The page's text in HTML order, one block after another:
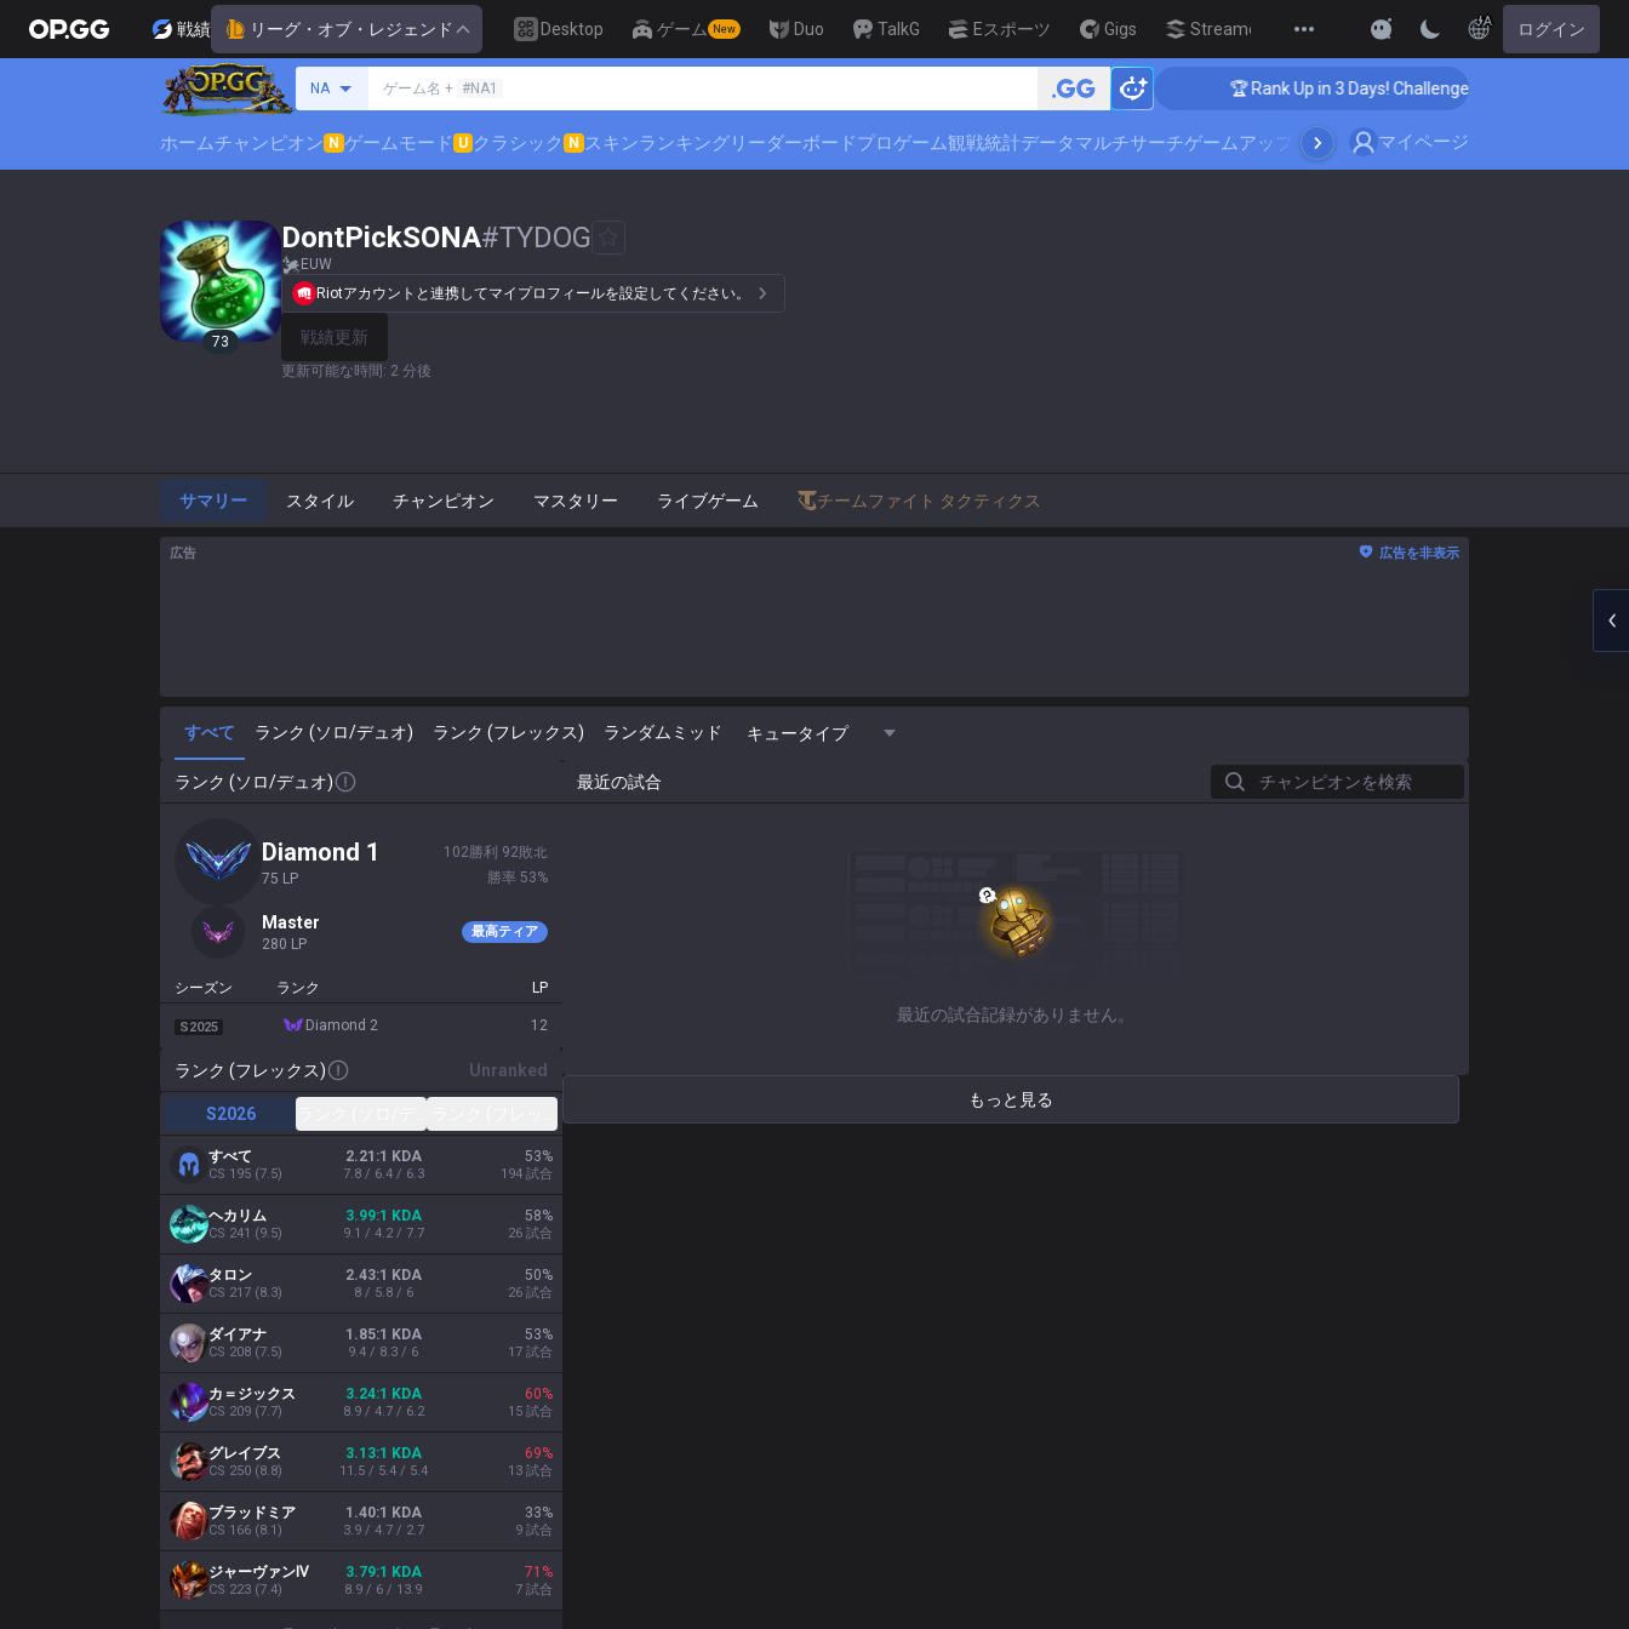
戦績 リーグ・オブ・レジェンド Desktop ゲーム New Duo TalkG Eスポーツ Gigs Streamer Overlay JA ログイン
NA
サモナーの検索
ゲーム名 + #NA1 🏆 Rank Up in 3 Days! Challenger Coaching
ホームチャンピオン N ゲームモード U クラシック N スキンランキングリーダーボードプロゲーム観戦統計データ マルチサーチゲームアップデート マイページ
73
DontPickSONA#TYDOG
EUW
Riotアカウントと連携してマイプロフィールを設定してください。
戦績更新
更新可能な時間 : 2 分後
サマリー スタイル チャンピオン マスタリー ライブゲーム チームファイト タクティクス
広告 広告を非表示
すべて ランク (ソロ/デュオ) ランク (フレックス) ランダムミッド キュータイプ
ランク (ソロ/デュオ)
diamond 1
75 LP
102勝利 92敗北
勝率 53%
master
280 LP
最高ティア
シーズン ランク LP
S2025 diamond 2 12
ランク (フレックス) Unranked
S2026
すべて
CS 195 (7.5)
2.21:1 KDA
7.8 / 6.4 / 6.3
53%
194 試合
ヘカリム
CS 241 (9.5)
3.99:1 KDA
9.1 / 4.2 / 7.7
58%
26 試合
タロン
CS 217 (8.3)
2.43:1 KDA
8 / 5.8 / 6
50%
26 試合
ダイアナ
CS 208 (7.5)
1.85:1 KDA
9.4 / 8.3 / 6
53%
17 試合
カ＝ジックス
CS 209 (7.7)
3.24:1 KDA
8.9 / 4.7 / 6.2
60%
15 試合
グレイブス
CS 250 (8.8)
3.13:1 KDA
11.5 / 5.4 / 5.4
69%
13 試合
ブラッドミア
CS 166 (8.1)
1.40:1 KDA
3.9 / 4.7 / 2.7
33%
9 試合
ジャーヴァンⅣ
CS 223 (7.4)
3.79:1 KDA
8.9 / 6 / 13.9
71 %
7 試合
最近の試合 チャンピオンを検索
最近の試合記録がありません。
もっと見る